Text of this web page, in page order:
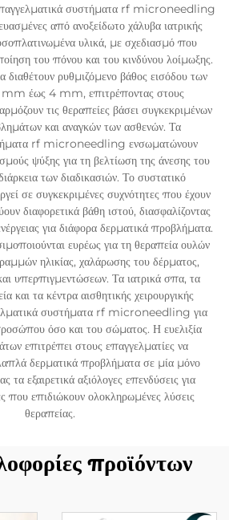
συστήματα rf microneedling
από ανοξείδωτο χάλυβα ιατρικής
υλικά, με σχεδιασμό που
του πόνου και του κινδύνου λοίμωξης.
ρυθμιζόμενο βάθος εισόδου των
έως 4 mm, επιτρέποντας στους
τις θεραπείες βάσει συγκεκριμένων
και αναγκών των ασθενών. Τα
rf microneedling ενσωματώνουν
ψύξης για τη βελτίωση της άνεσης του
των διαδικασιών. Το συστατικό
σε συγκεκριμένες συχνότητες που έχουν
διαφορετικά βάθη ιστού, διασφαλίζοντας
για διάφορα δερματικά προβλήματα.
ευρέως για τη θεραπεία ουλών
ηλικίας, χαλάρωσης του δέρματος,
υπερπιγμεντώσεων. Τα ιατρικά σπα, τα
και τα κέντρα αισθητικής χειρουργικής
συστήματα rf microneedling για
όσο και του σώματος. Η ευελιξία
επιτρέπει στους επαγγελματίες να
δερματικά προβλήματα σε μία μόνο
τα εξαιρετικά αξιόλογες επενδύσεις για
που επιδιώκουν ολοκληρωμένες λύσεις
θεραπείας.
προϊόντων